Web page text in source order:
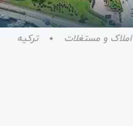
املاک و مستغلات ترکیه